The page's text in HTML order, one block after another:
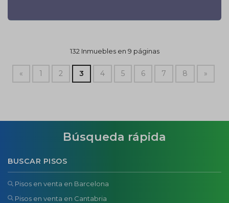
132 Inmuebles en 9 páginas
« 1 2 3 4 5 6 7 8 »
Búsqueda rápida
BUSCAR PISOS
Pisos en venta en Barcelona
Pisos en venta en Cantabria